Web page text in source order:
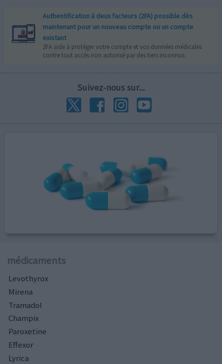
Authentification à deux facteurs (2FA) possible dès
maintenant pour un nouveau compte ou un compte
existant
2FA aide à protéger votre compte et vos données médicales
contre tout accès non autorisé par des tiers inconnus.
Suivez-nous sur...
médicaments
Levothyrox
Mirena
Tramadol
Champix
Paroxetine
Effexor
Lyrica